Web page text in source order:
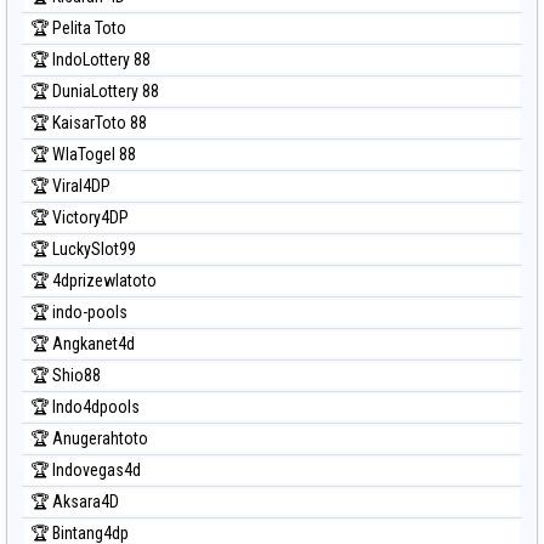
Prediksi Sydney
Prediksi Sydney Lottery
Prediksi Sydney Lottery 6d
Prediksi Sydney Lotto
Prediksi Sydney Pools 6d
Prediksi Taipei
Prediksi Taiwan
🏆 Pelita Toto
🏆 IndoLottery 88
🏆 DuniaLottery 88
🏆 KaisarToto 88
🏆 WlaTogel 88
🏆 Viral4DP
🏆 Victory4DP
🏆 LuckySlot99
🏆 4dprizewlatoto
🏆 indo-pools
🏆 Angkanet4d
🏆 Shio88
🏆 Indo4dpools
🏆 Anugerahtoto
🏆 Indovegas4d
🏆 Aksara4D
🏆 Bintang4dp